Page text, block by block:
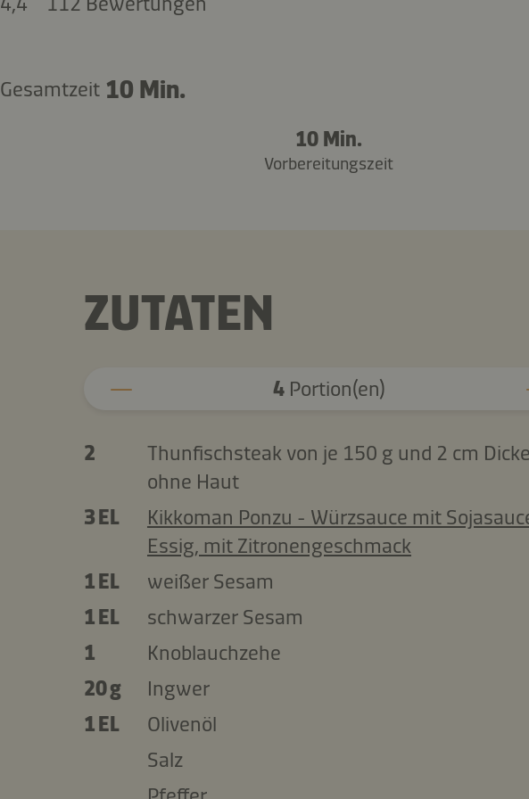
Gesamtzeit 10 Min.
10 Min.
Vorbereitungszeit
ZUTATEN
4Portion(en)
2
Thunfischsteak von je 150 g und 2 cm Dicke
ohne Haut
3 EL
Kikkoman Ponzu - Würzsauce mit
Essig, mit Zitronengeschmack
1 EL
weißer Sesam
1 EL
schwarzer Sesam
1
Knoblauchzehe
20 g
Ingwer
1 EL
Olivenöl
Salz